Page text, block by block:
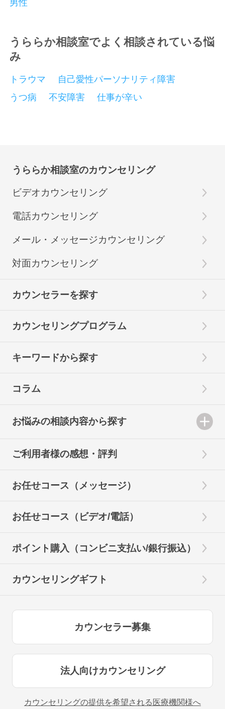
男性
うららか相談室でよく相談されている悩
み
トラウマ
自己愛性パーソナリティ障害
うつ病
不安障害 仕事が辛い
うららか相談室のカウンセリング
ビデオカウンセリング
電話カウンセリング
メール・メッセージカウンセリング
対面カウンセリング
カウンセラーを探す
カウンセリングプログラム
キーワードから探す
コラム
お悩みの相談内容から探す
ご利用者様の感想・評判
お任せコース（メッセージ）
お任せコース（ビデオ/電話）
ポイント購入（コンビニ支払い/銀行振込）
カウンセリングギフト
カウンセラー募集
法人向けカウンセリング
カウンセリングの提供を希望される医療機関様へ